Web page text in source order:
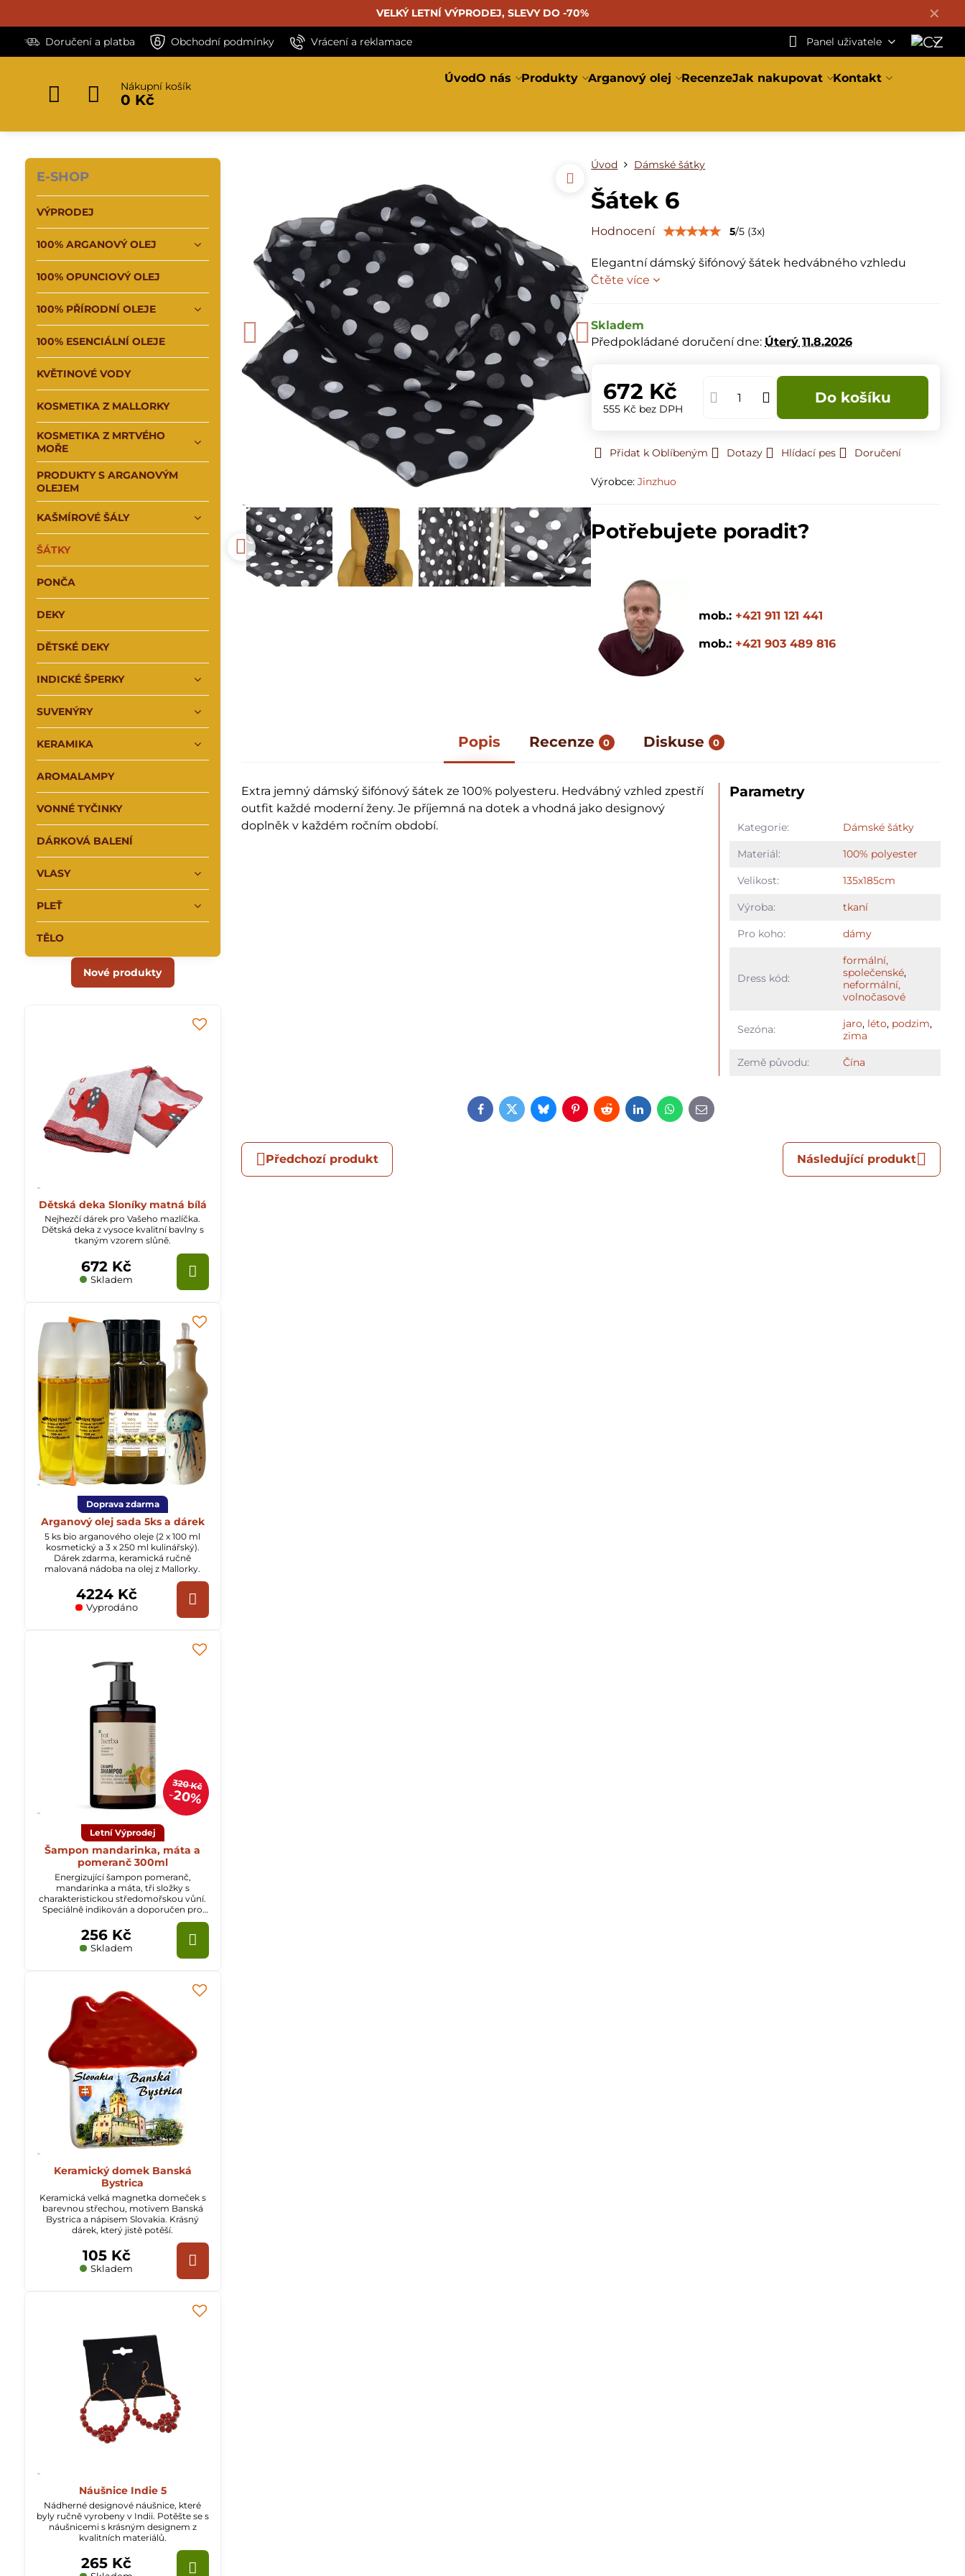
✕
VELKÝ LETNÍ VÝPRODEJ, SLEVY DO -70%
Doručení a platba Obchodní podmínky Vrácení a reklamace Panel uživatele
Nákupní košík
0 Kč
ÚvodO nás Produkty Arganový olej RecenzeJak nakupovat Kontakt
Úvod Dámské šátky
Šátek 6
Hodnocení 5/5 (3x)
Elegantní dámský šifónový šátek hedvábného vzhledu
Čtěte více
Skladem
Předpokládané doručení dne: Úterý 11.8.2026
672 Kč
555 Kč bez DPH
Do košíku
Přidat k Oblíbeným Dotazy Hlídací pes Doručení
Výrobce:Jinzhuo
Potřebujete poradit?
mob.: +421 911 121 441
mob.: +421 903 489 816
Popis Recenze 0 Diskuse 0
Extra jemný dámský šifónový šátek ze 100% polyesteru. Hedvábný vzhled zpestří
outfit každé moderní ženy. Je příjemná na dotek a vhodná jako designový
doplněk v každém ročním období.
Parametry
Kategorie: Dámské šátky
Materiál: 100% polyester
Velikost: 135x185cm
Výroba: tkaní
Pro koho: dámy
Dress kód:
formální,
společenské,
neformální,
volnočasové
Sezóna: jaro, léto, podzim,
zima
Země původu: Čína
Facebook
TwitterBlueskyPinterest
RedditLinkedInWhatsApp
E-
mail
Předchozí produkt Následující produkt
E-SHOP
VÝPRODEJ
100% ARGANOVÝ OLEJ
100% OPUNCIOVÝ OLEJ
100% PŘÍRODNÍ OLEJE
100% ESENCIÁLNÍ OLEJE
KVĚTINOVÉ VODY
KOSMETIKA Z MALLORKY
KOSMETIKA Z MRTVÉHO
MOŘE
PRODUKTY S ARGANOVÝM
OLEJEM
KAŠMÍROVÉ ŠÁLY
ŠÁTKY
PONČA
DEKY
DĚTSKÉ DEKY
INDICKÉ ŠPERKY
SUVENÝRY
KERAMIKA
AROMALAMPY
VONNÉ TYČINKY
DÁRKOVÁ BALENÍ
VLASY
PLEŤ
TĚLO
Nové produkty
Dětská deka Sloníky matná bílá
Nejhezčí dárek pro Vašeho mazlíčka.
Dětská deka z vysoce kvalitní bavlny s
tkaným vzorem slůně.
Skladem
672 Kč
Doprava zdarma
Arganový olej sada 5ks a dárek
5 ks bio arganového oleje (2 x 100 ml
kosmetický a 3 x 250 ml kulinářský).
Dárek zdarma, keramická ručně
malovaná nádoba na olej z Mallorky.
Vyprodáno
4224 Kč
320 Kč
20%
Letní Výprodej
Šampon mandarinka, máta a
pomeranč 300ml
Energizující šampon pomeranč,
mandarinka a máta, tři složky s
charakteristickou středomořskou vůní.
Speciálně indikován a doporučen pro
Skladem
256 Kč
Keramický domek Banská
Bystrica
Keramická velká magnetka domeček s
barevnou střechou, motivem Banská
Bystrica a nápisem Slovakia. Krásný
dárek, který jistě potěší.
Skladem
105 Kč
Náušnice Indie 5
Nádherné designové náušnice, které
byly ručně vyrobeny v Indii. Potěšte se s
náušnicemi s krásným designem z
kvalitních materiálů.
265 Kč